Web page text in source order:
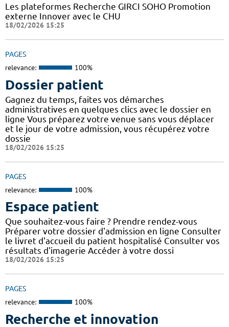
Les plateformes Recherche GIRCI SOHO Promotion
externe Innover avec le CHU
18/02/2026 15:25
PAGES
relevance: 100%
Dossier patient
Gagnez du temps, faites vos démarches
administratives en quelques clics avec le dossier en
ligne Vous préparez votre venue sans vous déplacer
et le jour de votre admission, vous récupérez votre
dossie
18/02/2026 15:25
PAGES
relevance: 100%
Espace patient
Que souhaitez-vous faire ? Prendre rendez-vous
Préparer votre dossier d'admission en ligne Consulter
le livret d'accueil du patient hospitalisé Consulter vos
résultats d'imagerie Accéder à votre dossi
18/02/2026 15:25
PAGES
relevance: 100%
Recherche et innovation